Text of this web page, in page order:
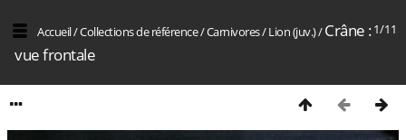
1/11
Accueil/Collections de référence/Carnivores/Lion (juv.)/Crâne :
vue frontale